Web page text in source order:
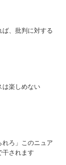
ば、批判に対する
は楽しめない
れろ」このニュア
干されます